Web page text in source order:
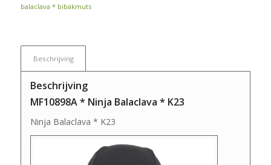
balaclava * bibakmuts
Beschrijving
Beschrijving
MF10898A * Ninja Balaclava * K23
Ninja Balaclava * K23